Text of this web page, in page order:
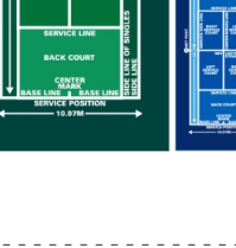
－－－－－－－－－－－－－－